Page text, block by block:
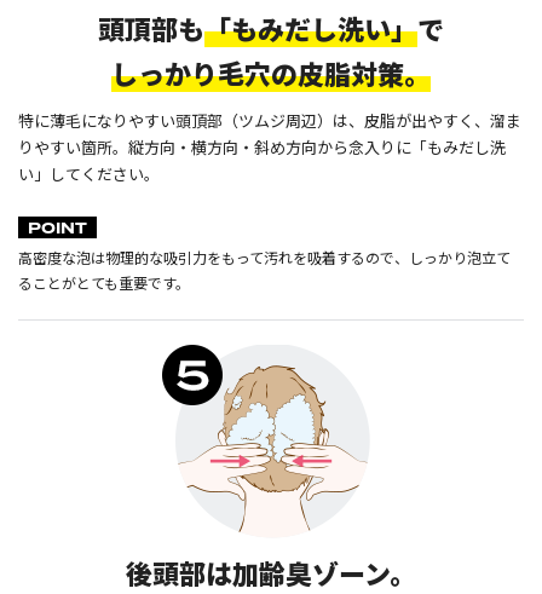
頭頂部も「もみだし洗い」で
しっかり毛穴の皮脂対策。
特に薄毛になりやすい頭頂部（ツムジ周辺）は、皮脂が出やすく、溜ま
りやすい箇所。縦方向・横方向・斜め方向から念入りに「もみだし洗
い」してください。
POINT
高密度な泡は物理的な吸引力をもって汚れを吸着するので、しっかり泡立て
ることがとても重要です。
後頭部は加齢臭ゾーン。